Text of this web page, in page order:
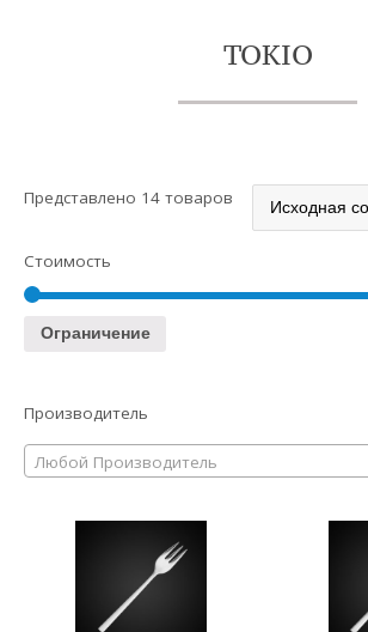
TOKIO
Представлено 14 товаров
Стоимость
Ограничение
Производитель
Любой Производитель